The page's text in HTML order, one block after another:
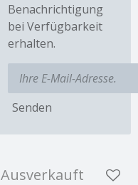
Benachrichtigung
bei Verfügbarkeit
erhalten.
Senden
Ausverkauft